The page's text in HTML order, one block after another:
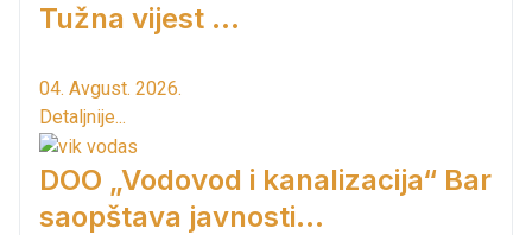
Tužna vijest ...
04. Avgust. 2026.
Detaljnije...
DOO „Vodovod i kanalizacija“ Bar
saopštava javnosti...